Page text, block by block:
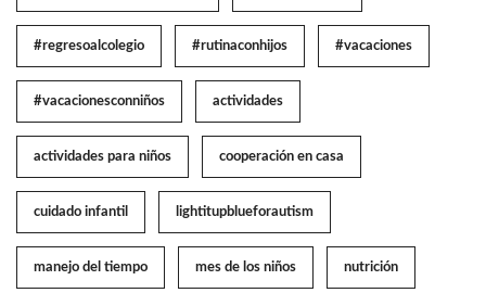
#regresoalcolegio #rutinaconhijos #vacaciones
#vacacionesconniños actividades
actividades para niños cooperación en casa
cuidado infantil lightitupblueforautism
manejo del tiempo mes de los niños nutrición